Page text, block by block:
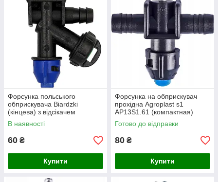
Форсунка польського
обприскувача Biardzki
(кінцева) з відсікачем
В наявності
60 ₴
Купити
Форсунка на обприскувач
прохідна Agroplast s1
AP13S1.61 (компактная)
Готово до відправки
80 ₴
Купити